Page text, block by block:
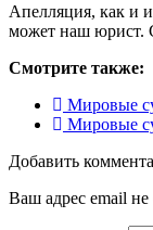
Апелляция, как и
может наш юрист.
Смотрите также:
Мировые
Мировые
Добавить
Ваш адрес email не